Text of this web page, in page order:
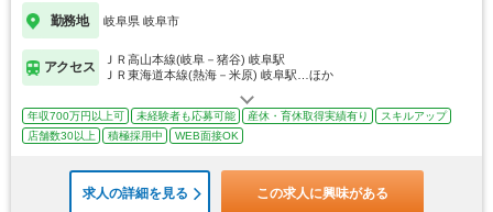
勤務地 岐阜県 岐阜市
アクセス
ＪＲ高山本線(岐阜－猪谷) 岐阜駅
ＪＲ東海道本線(熱海－米原) 岐阜駅…ほか
年収700万円以上可 未経験者も応募可能 産休・育休取得実績有り
スキルアップ
店舗数30以上
積極採用中 WEB面接OK
求人の詳細を見る この求人に興味がある